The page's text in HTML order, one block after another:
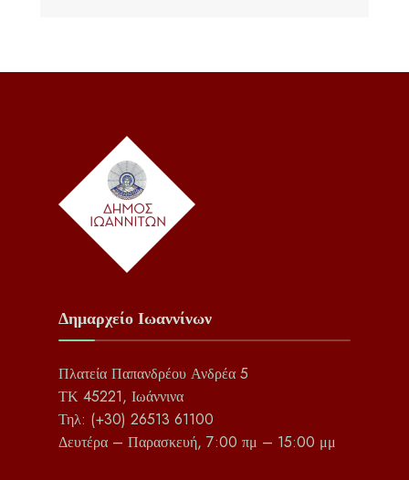
Δημαρχείο Ιωαννίνων
Πλατεία Παπανδρέου Ανδρέα 5
ΤΚ 45221, Ιωάννινα
Τηλ: (+30) 26513 61100
Δευτέρα – Παρασκευή, 7:00 πμ – 15:00 μμ